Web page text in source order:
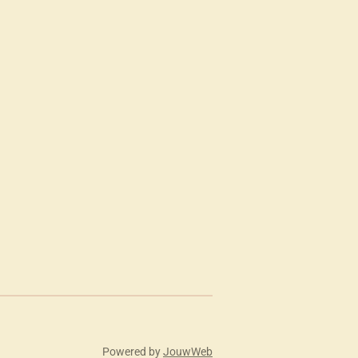
Powered byJouwWeb